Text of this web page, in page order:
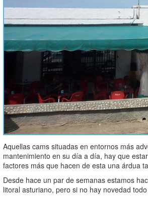
Aquellas cams situadas en entornos más
mantenimiento en su día a día, hay que
factores más que hacen de esta una árdua
Desde hace un par de semanas estamos
litoral asturiano, pero si no hay novedad